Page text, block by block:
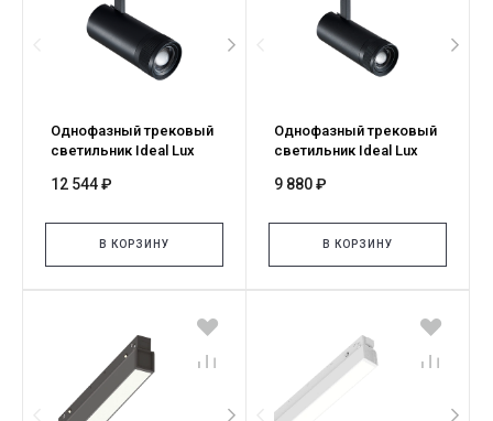
Однофазный трековый
светильник Ideal Lux
3000K ON-OFF NE 342740
12 544 ₽
В КОРЗИНУ
Однофазный трековый
светильник Ideal Lux
3000K ON-OFF NE 337579
9 880 ₽
В КОРЗИНУ